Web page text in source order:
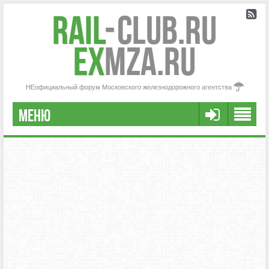
Rail-Club.RU
exMZA.RU
НЕофициальный форум Московского железнодорожного агентства
МЕНЮ
РЕГИСТРАЦИЯ